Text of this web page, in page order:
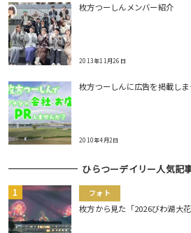
枚方つーしんメンバー紹介
2013年11月26日
枚方つーしんに広告を掲載し
2010年4月2日
ひらつーデイリー人気記
フォト
枚方から見た「2026びわ湖大花